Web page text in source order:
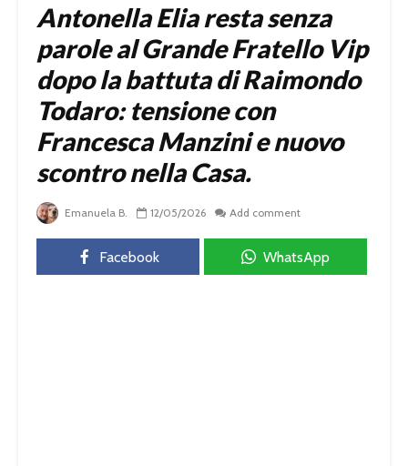
Antonella Elia resta senza
parole al Grande Fratello Vip
dopo la battuta di Raimondo
Todaro: tensione con
Francesca Manzini e nuovo
scontro nella Casa.
Emanuela B. 12/05/2026 Add comment
Facebook WhatsApp